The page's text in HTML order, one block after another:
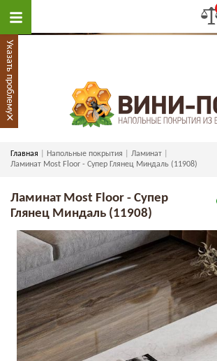
Главная Напольные покрытия
Ламинат
Ламинат Most Floor - Супер Глянец Миндаль (11908)
Ламинат Most Floor - Супер
Глянец Миндаль (11908)
Указать проблему
×